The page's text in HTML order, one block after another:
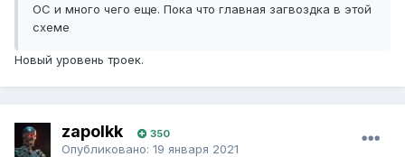
ОС и много чего еще. Пока что главная загвоздка в этой
схеме
Новый уровень троек.
zapolkk 350
Опубликовано: 19 января 2021